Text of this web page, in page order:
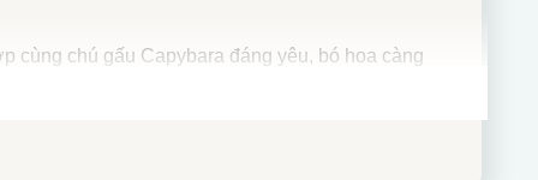
cùng chú gấu Capybara đáng yêu, bó hoa càng